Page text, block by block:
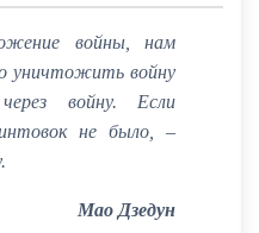
войны, нам
уничтожить войну
войну. Если
не было, –
Мао Дзедун